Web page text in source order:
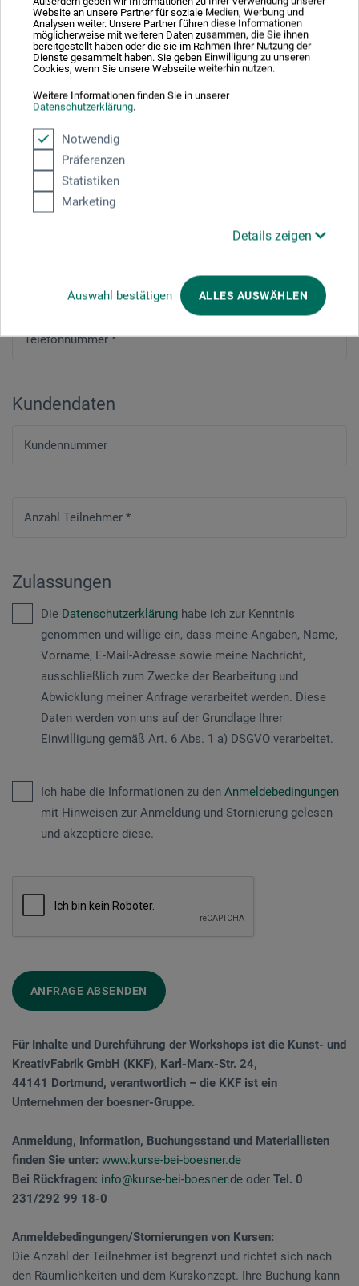
Website an unsere Partner für soziale Medien, Werbung und
Analysen weiter. Unsere Partner führen diese Informationen
möglicherweise mit weiteren Daten zusammen, die Sie ihnen
bereitgestellt haben oder die sie im Rahmen Ihrer Nutzung der
Dienste gesammelt haben. Sie geben Einwilligung zu unseren
Cookies, wenn Sie unsere Webseite weiterhin nutzen.
Weitere Informationen finden Sie in unserer
Datenschutzerklärung.
Notwendig
Präferenzen
Statistiken
Marketing
Details zeigen
Auswahl bestätigen ALLES AUSWÄHLEN
Adresszusatz / Firma
Stadt
Telefonnummer*
Kundendaten
Kundennummer
Anzahl Teilnehmer *
Zulassungen
Die Datenschutzerklärung habe ich zur Kenntnis
genommen und willige ein, dass meine Angaben, Name,
Vorname, E-Mail-Adresse sowie meine Nachricht,
ausschließlich zum Zwecke der Bearbeitung und
Abwicklung meiner Anfrage verarbeitet werden. Diese
Daten werden von uns auf der Grundlage Ihrer
Einwilligung gemäß Art. 6 Abs. 1 a) DSGVO verarbeitet.
Ich habe die Informationen zu den Anmeldebedingungen
mit Hinweisen zur Anmeldung und Stornierung gelesen
und akzeptiere diese.
ANFRAGE ABSENDEN
Für Inhalte und Durchführung der Workshops ist die Kunst- und
KreativFabrik GmbH (KKF), Karl-Marx-Str. 24,
44141 Dortmund, verantwortlich – die KKF ist ein
Unternehmen der boesner-Gruppe.
Anmeldung, Information, Buchungsstand und Materiallisten
finden Sie unter: www.kurse-bei-boesner.de
Bei Rückfragen: info@kurse-bei-boesner.de oder Tel. 0
231/292 99 18-0
Anmeldebedingungen/Stornierungen von Kursen:
Die Anzahl der Teilnehmer ist begrenzt und richtet sich nach
den Räumlichkeiten und dem Kurskonzept. Ihre Buchung kann